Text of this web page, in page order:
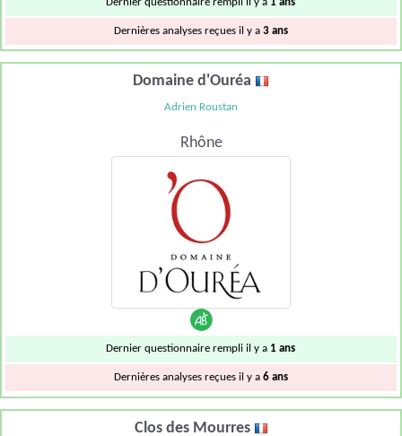
Dernières analyses reçues il y a 3 ans
Domaine d'Ouréa
Adrien Roustan
Rhône
Dernier questionnaire rempli il y a 1 ans
Dernières analyses reçues il y a 6 ans
Clos des Mourres